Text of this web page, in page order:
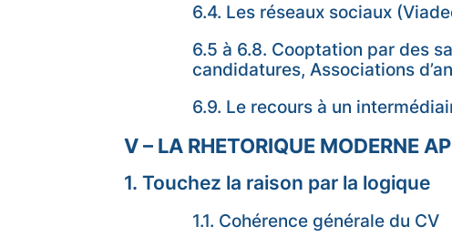
6.4. Les réseaux sociaux
6.5 à 6.8. Cooptation par des
candidatures, Associations
6.9. Le recours à un
V – LA RHETORIQUE MODERNE
1. Touchez la raison par la logique
1.1. Cohérence générale du CV